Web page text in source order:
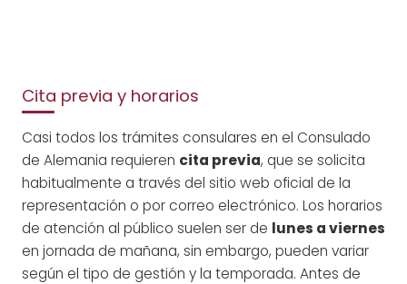
Cita previa y horarios
Casi todos los trámites consulares en el Consulado
de Alemania requieren cita previa, que se solicita
habitualmente a través del sitio web oficial de la
representación o por correo electrónico. Los horarios
de atención al público suelen ser de lunes a viernes
en jornada de mañana, sin embargo, pueden variar
según el tipo de gestión y la temporada. Antes de